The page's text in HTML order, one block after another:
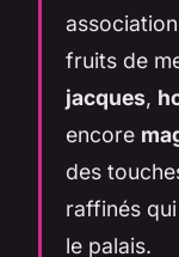
fruits de
jacques,
encore
des
raffinés
le palais.